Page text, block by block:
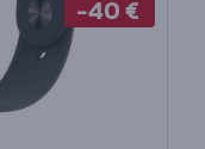
-40 €